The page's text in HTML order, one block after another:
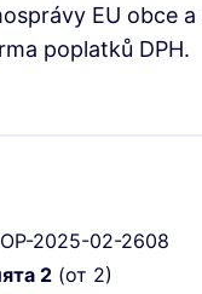
EU obce a
poplatků DPH.
2025-02-2608
2 (от 2)